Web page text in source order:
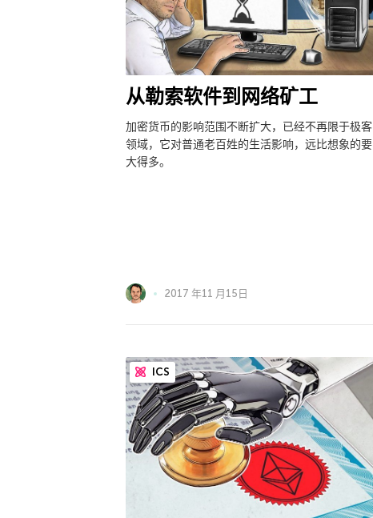
从勒索软件到网络矿工
加密货币的影响范围不断扩大，已经不再限于极客
领域，它对普通老百姓的生活影响，远比想象的要
大得多。
2017 年11 月15日
ICS